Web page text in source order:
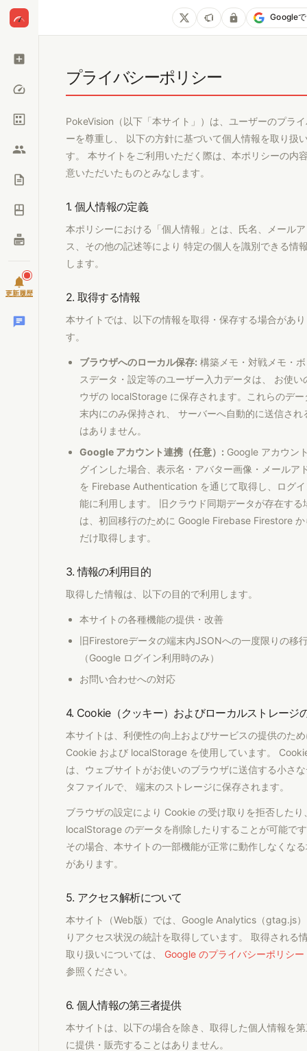
更新履歴
Google
プライバシーポリシー
PokeVision（以下「本サイト」）は、ユーザーのプラ
ーを尊重し、 以下の方針に基づいて個人情報を取り扱
す。 本サイトをご利用いただく際は、本ポリシーの内
意いただいたものとみなします。
1. 個人情報の定義
本ポリシーにおける「個人情報」とは、氏名、メール
ス、その他の記述等により 特定の個人を識別できる情
します。
2. 取得する情報
本サイトでは、以下の情報を取得・保存する場合があ
す。
ブラウザへのローカル保存: 構築メモ・対戦メモ・
スデータ・設定等のユーザー入力データは、 お使い
ウザの localStorage に保存されます。これらのデー
末内にのみ保持され、 サーバーへ自動的に送信され
はありません。
Google アカウント連携（任意）: Google アカウン
グインした場合、表示名・アバター画像・メールア
を Firebase Authentication を通じて取得し、ログ
能に利用します。 旧クラウド同期データが存在する
は、初回移行のために Google Firebase Firestore
だけ取得します。
3. 情報の利用目的
取得した情報は、以下の目的で利用します。
本サイトの各種機能の提供・改善
旧Firestoreデータの端末内JSONへの一度限りの移
（Google ログイン利用時のみ）
お問い合わせへの対応
4. Cookie（クッキー）およびローカルストレージ
本サイトは、利便性の向上およびサービスの提供のた
Cookie および localStorage を使用しています。
は、ウェブサイトがお使いのブラウザに送信する小さ
タファイルで、 端末のストレージに保存されます。
ブラウザの設定により Cookie の受け取りを拒否したり
localStorage のデータを削除したりすることが可能で
その場合、本サイトの一部機能が正常に動作しなくな
があります。
5. アクセス解析について
本サイト（Web版）では、Google Analytics（gtag.js
りアクセス状況の統計を取得しています。 取得される
取り扱いについては、 Google のプライバシーポリシー
参照ください。
6. 個人情報の第三者提供
本サイトは、以下の場合を除き、取得した個人情報を
に提供・販売することはありません。